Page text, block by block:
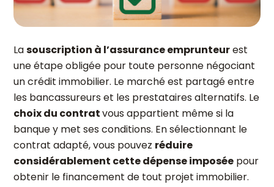
Lasouscription à l’assurance emprunteurest
une étape obligée pour toute personne négociant
un crédit immobilier. Le marché est partagé entre
les bancassureurs et les prestataires alternatifs. Le
choix du contratvous appartient même si la
banque y met ses conditions. En sélectionnant le
contrat adapté, vous pouvez réduire
considérablement cette dépense imposée pour
obtenir le financement de tout projet immobilier.